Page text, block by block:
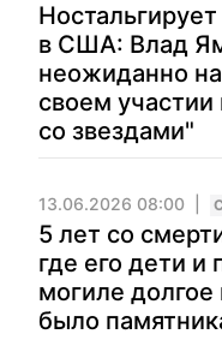
в США: Влад
неожиданно
своем участии
со звездами"
13.06.2026 08:00
5 лет со
где его дети и
могиле долгое
было